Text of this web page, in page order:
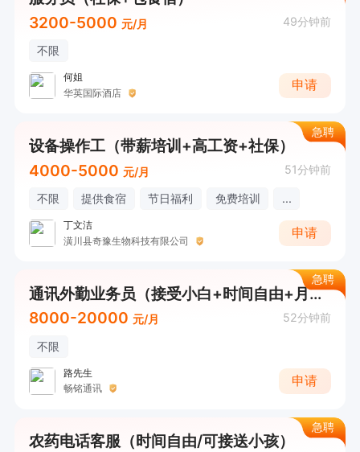
3200-5000 元/月 49分钟前
不限
何姐
华英国际酒店
申请
急聘
设备操作工（带薪培训+高工资+社保）
4000-5000 元/月 51分钟前
不限 提供食宿 节日福利 免费培训 ...
丁文洁
潢川县奇豫生物科技有限公司
申请
急聘
通讯外勤业务员（接受小白+时间自由+月入8000-20000）
8000-20000 元/月 52分钟前
不限
路先生
畅铭通讯
申请
急聘
农药电话客服（时间自由/可接送小孩）